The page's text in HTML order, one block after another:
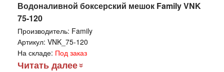
Водоналивной боксерский мешок Family VNK
75-120
Производитель: Family
Артикул: VNK_75-120
На складе: Под заказ
Читать далее